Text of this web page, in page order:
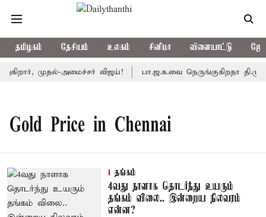
தமிழகம் தேசியம் உலகம் சினிமா விளையாட்டு
முதல்-அமைச்சர் விஜய்! பா.ஜ.க.வை நெருங்குகிறதா
Gold Price in Chennai
தங்கம்
4வது நாளாக தொடர்ந்து உயரும்
தங்கம் விலை.. இன்றைய நிலவரம்
என்ன?